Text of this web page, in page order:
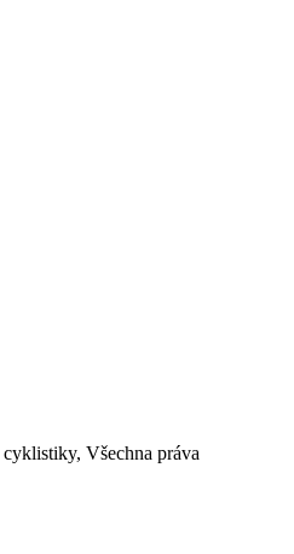
Všechna práva